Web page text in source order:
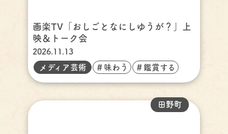
画楽TV「おしごとなにしゆうが？」上
映＆トーク会
2026.11.13
メディア芸術
＃味わう ＃鑑賞する
田野町